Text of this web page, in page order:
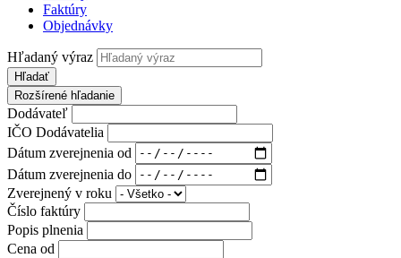
Faktúry
Objednávky
Hľadaný výraz
Hľadať
Rozšírené hľadanie
Dodávateľ
IČO Dodávatelia
Dátum zverejnenia od
Dátum zverejnenia do
Zverejnený v roku
Číslo faktúry
Popis plnenia
Cena od